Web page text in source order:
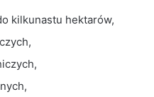
kilkunastu hektarów,